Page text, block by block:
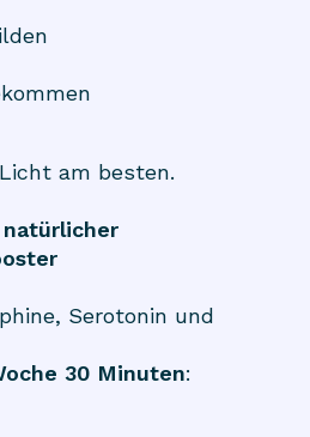
am besten.
Serotonin und
30 Minuten: